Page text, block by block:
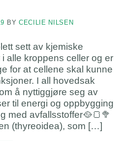
BY CECILIE NILSEN
sett av kjemiske
alle kroppens celler og er
for at cellene skal kunne
I all hovedsak
å nyttiggjøre seg av
til energi og oppbygging
med avfallsstoffer🥘🍞🥦
(thyreoidea), som […]